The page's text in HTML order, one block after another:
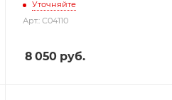
Уточняйте
Арт.: C04110
8 050 руб.